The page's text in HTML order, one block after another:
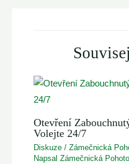
Otevření
Volejte 24/7
Diskuze /Zámečnická
NapsalZámečnická